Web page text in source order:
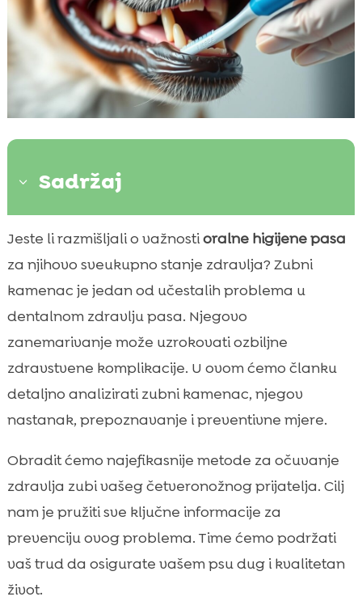
3 Sadržaj
 Što je zubni kamenac kod psa?
 Kako nastaje zubni kamenac kod pasa?
 Kako prepoznati zubni kamenac kod psa
 Zašto je važno spriječiti zubni kamenac kod
Preventivne mjere protiv nastanka zubnog
Kako pravilno prati zube psa
Profesionalno čišćenje zuba kod veterinara
Prirodni načini za borbu protiv zubnog
kamenca kod pasa
Uloga hrane u sprečavanju zubnog
kamenca
Dodaci prehrani protiv zubnog kamenca
Simptomi ozbiljnih dentalnih problema kod
Jeste li razmišljali o važnostioralne higijene pasa
za njihovo sveukupno stanje zdravlja? Zubni
kamenac je jedan od učestalih problema u
dentalnom zdravlju pasa. Njegovo
zanemarivanje može uzrokovati ozbiljne
zdravstvene komplikacije. U ovom ćemo članku
detaljno analizirati zubni kamenac, njegov
nastanak, prepoznavanje i preventivne mjere.
Obradit ćemo najefikasnije metode za očuvanje
zdravlja zubi vašeg četveronožnog prijatelja. Cilj
nam je pružiti sve ključne informacije za
prevenciju ovog problema. Time ćemo podržati
vaš trud da osigurate vašem psu dug i kvalitetan
život.